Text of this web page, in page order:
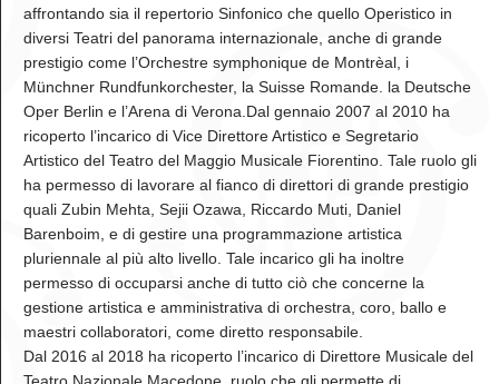
affrontando sia il repertorio Sinfonico che quello Operistico in
diversi Teatri del panorama internazionale, anche di grande
prestigio come l’Orchestre symphonique de Montrèal, i
Münchner Rundfunkorchester, la Suisse Romande. la Deutsche
Oper Berlin e l’Arena di Verona.Dal gennaio 2007 al 2010 ha
ricoperto l’incarico di Vice Direttore Artistico e Segretario
Artistico del Teatro del Maggio Musicale Fiorentino. Tale ruolo gli
ha permesso di lavorare al fianco di direttori di grande prestigio
quali Zubin Mehta, Sejii Ozawa, Riccardo Muti, Daniel
Barenboim, e di gestire una programmazione artistica
pluriennale al più alto livello. Tale incarico gli ha inoltre
permesso di occuparsi anche di tutto ciò che concerne la
gestione artistica e amministrativa di orchestra, coro, ballo e
maestri collaboratori, come diretto responsabile.
Dal 2016 al 2018 ha ricoperto l’incarico di Direttore Musicale del